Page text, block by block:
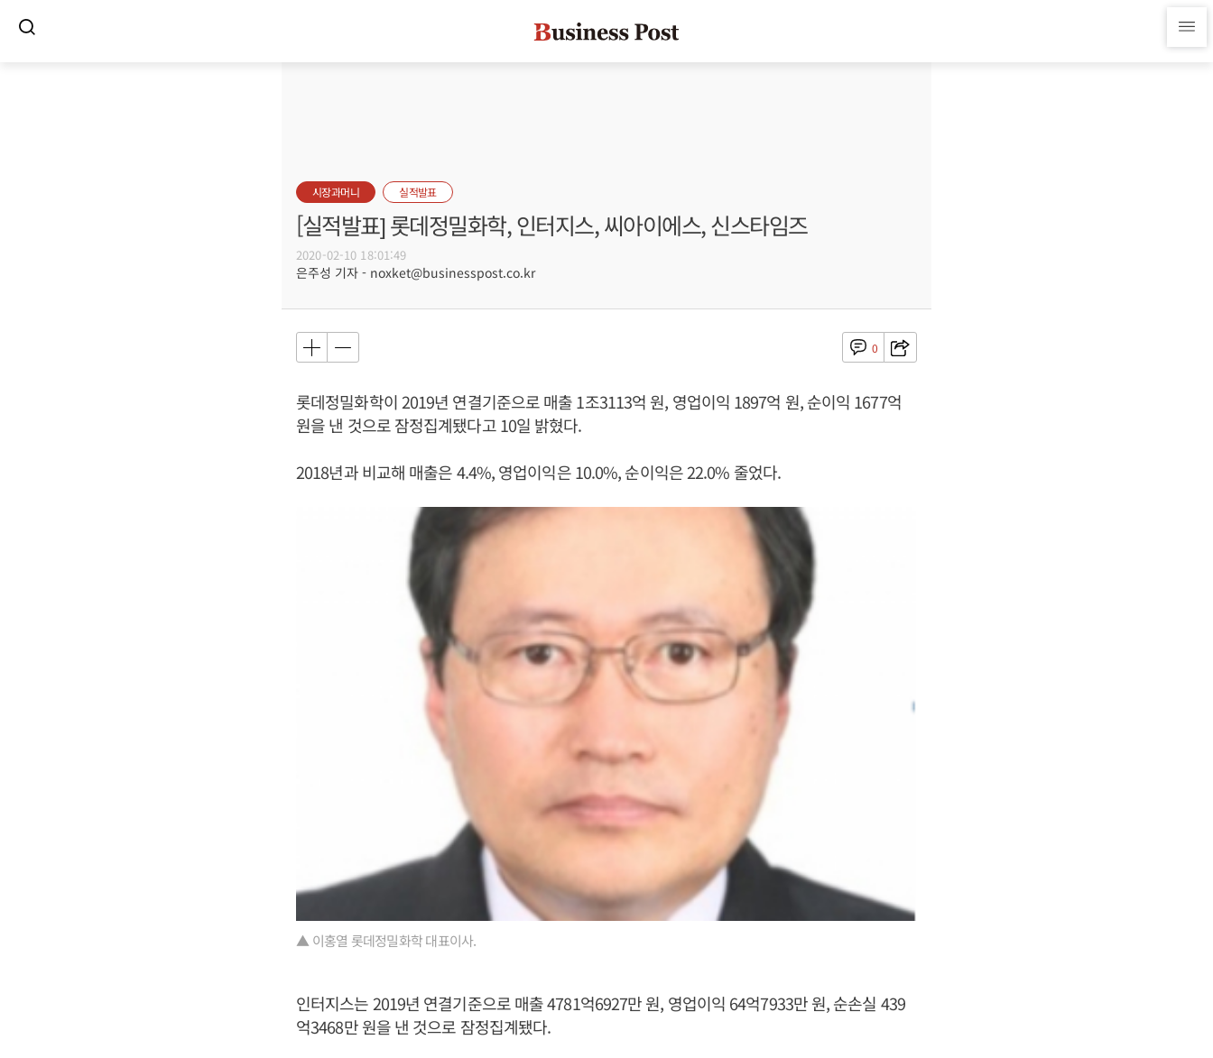
시장과머니 실적발표
[실적발표] 롯데정밀화학, 인터지스, 씨아이에스, 신스타임즈
2020-02-10 18:01:49
은주성 기자 - noxket@businesspost.co.kr
0
롯데정밀화학이 2019년 연결기준으로 매출 1조3113억 원, 영업이익 1897억 원, 순이익 1677억
원을 낸 것으로 잠정집계됐다고 10일 밝혔다.
2018년과 비교해 매출은 4.4%, 영업이익은 10.0%, 순이익은 22.0% 줄었다.
▲ 이홍열 롯데정밀화학 대표이사.
인터지스는 2019년 연결기준으로 매출 4781억6927만 원, 영업이익 64억7933만 원, 순손실 439
억3468만 원을 낸 것으로 잠정집계됐다.